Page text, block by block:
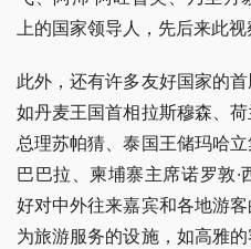
上的国家领导人，先后来此视
此外，还有许多友好国家的
如丹麦王国首相拉斯穆森、
总理苏帕猜、泰国王储玛哈
巴巴拉、柬埔寨主席诺罗敦
好对中外往来嘉宾和各地游
为旅游服务的设施，如高雅